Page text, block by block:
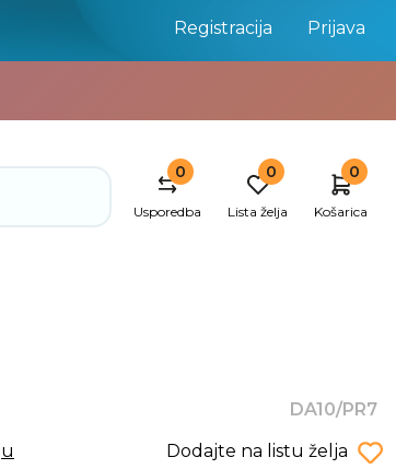
Registracija Prijava
0
Usporedba
0
Lista želja
0
Košarica
DA10/PR7
Dodajte na listu želja